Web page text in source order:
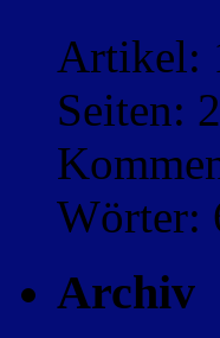
Artikel:
Seiten:
Wörter:
Archiv